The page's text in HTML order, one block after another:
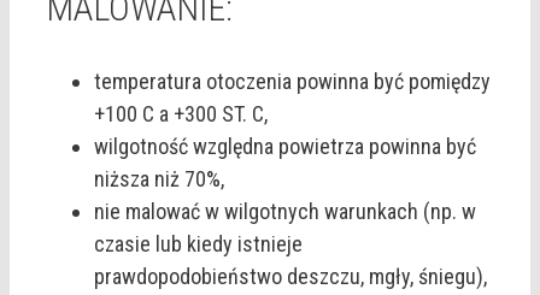
temperatura otoczenia powinna być pomiędzy
+100 C a +300 ST. C,
wilgotność względna powietrza powinna być
niższa niż 70%,
nie malować w wilgotnych warunkach (np. w
czasie lub kiedy istnieje
prawdopodobieństwo deszczu, mgły, śniegu),